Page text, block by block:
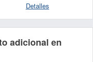
Detalles
adicional en